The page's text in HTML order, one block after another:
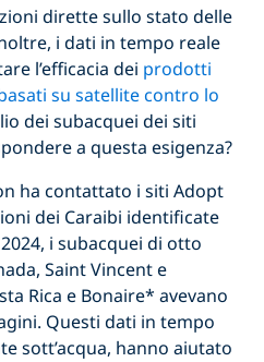
dirette sullo stato delle
i dati in tempo reale
l’efficacia dei prodotti
su satellite contro lo
dei subacquei dei siti
a questa esigenza?
ha contattato i siti Adopt
dei Caraibi identificate
i subacquei di otto
Saint Vincent e
Rica e Bonaire* avevano
Questi dati in tempo
sott’acqua, hanno aiutato